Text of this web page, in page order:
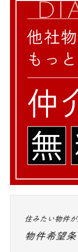
住みたい物件
物件希望